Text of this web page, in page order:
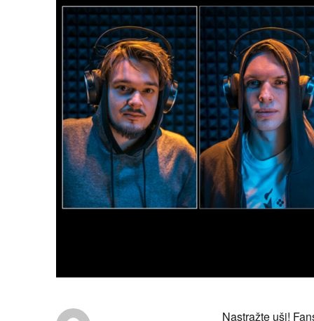
Nastražte uši!